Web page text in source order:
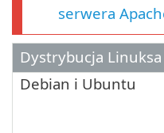
serwera
Dystrybucja Linuksa
Debian i Ubuntu